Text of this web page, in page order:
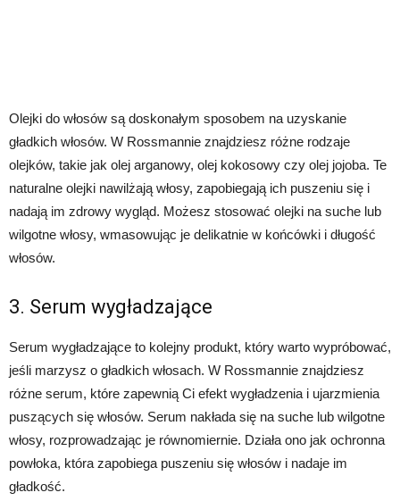
Olejki do włosów są doskonałym sposobem na uzyskanie
gładkich włosów. W Rossmannie znajdziesz różne rodzaje
olejków, takie jak olej arganowy, olej kokosowy czy olej jojoba. Te
naturalne olejki nawilżają włosy, zapobiegają ich puszeniu się i
nadają im zdrowy wygląd. Możesz stosować olejki na suche lub
wilgotne włosy, wmasowując je delikatnie w końcówki i długość
włosów.
3. Serum wygładzające
Serum wygładzające to kolejny produkt, który warto wypróbować,
jeśli marzysz o gładkich włosach. W Rossmannie znajdziesz
różne serum, które zapewnią Ci efekt wygładzenia i ujarzmienia
puszących się włosów. Serum nakłada się na suche lub wilgotne
włosy, rozprowadzając je równomiernie. Działa ono jak ochronna
powłoka, która zapobiega puszeniu się włosów i nadaje im
gładkość.